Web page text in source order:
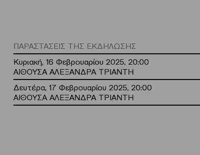
ΠΑΡΑΣΤΑΣΕΙΣ ΤΗΣ ΕΚΔΗΛΩΣΗΣ
Κυριακή, 16 Φεβρουαρίου 2025, 20:00
ΑΙΘΟΥΣΑ ΑΛΕΞΑΝΔΡΑ ΤΡΙΑΝΤΗ
Δευτέρα, 17 Φεβρουαρίου 2025, 20:00
ΑΙΘΟΥΣΑ ΑΛΕΞΑΝΔΡΑ ΤΡΙΑΝΤΗ